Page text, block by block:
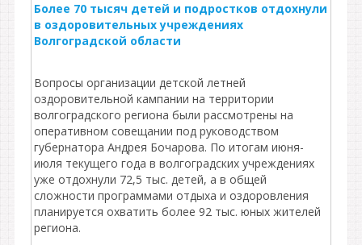
Более 70 тысяч детей и подростков отдохнули
в оздоровительных учреждениях
Волгоградской области
Вопросы организации детской летней
оздоровительной кампании на территории
волгоградского региона были рассмотрены на
оперативном совещании под руководством
губернатора Андрея Бочарова. По итогам июня-
июля текущего года в волгоградских учреждениях
уже отдохнули 72,5 тыс. детей, а в общей
сложности программами отдыха и оздоровления
планируется охватить более 92 тыс. юных жителей
региона.